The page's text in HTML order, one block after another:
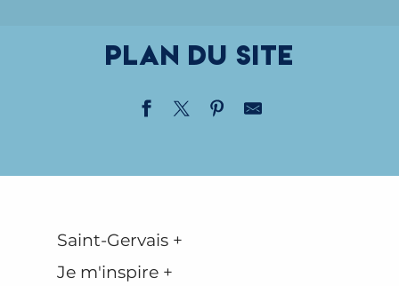
Plan du site
Saint-Gervais +
Je m'inspire +